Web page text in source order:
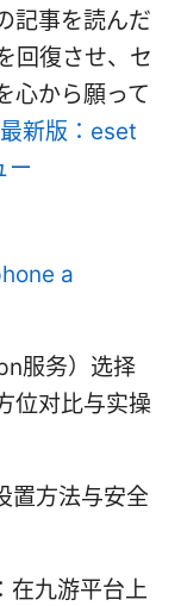
記事を読んだ
回復させ、セ
心から願って
新版：eset
ー
a
服务）选择
位对比与实操
置方法与安全
在九游平台上